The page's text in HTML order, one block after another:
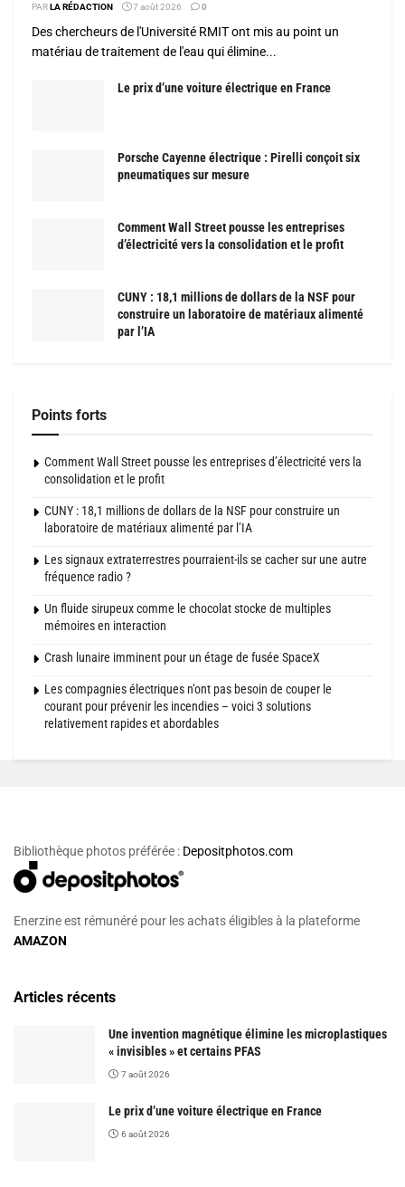
PARLA RÉDACTION 7 août 2026 0
Des chercheurs de l'Université RMIT ont mis au point un
matériau de traitement de l'eau qui élimine...
Le prix d’une voiture électrique en France
Porsche Cayenne électrique : Pirelli conçoit six
pneumatiques sur mesure
Comment Wall Street pousse les entreprises
d’électricité vers la consolidation et le profit
CUNY : 18,1 millions de dollars de la NSF pour
construire un laboratoire de matériaux alimenté
par l’IA
Points forts
Comment Wall Street pousse les entreprises d’électricité vers la
consolidation et le profit
CUNY : 18,1 millions de dollars de la NSF pour construire un
laboratoire de matériaux alimenté par l’IA
Les signaux extraterrestres pourraient-ils se cacher sur une autre
fréquence radio ?
Un fluide sirupeux comme le chocolat stocke de multiples
mémoires en interaction
Crash lunaire imminent pour un étage de fusée SpaceX
Les compagnies électriques n’ont pas besoin de couper le
courant pour prévenir les incendies – voici 3 solutions
relativement rapides et abordables
Bibliothèque photos préférée : Depositphotos.com
Enerzine est rémunéré pour les achats éligibles à la plateforme
AMAZON
Articles récents
Une invention magnétique élimine les microplastiques
« invisibles » et certains PFAS
7 août 2026
Le prix d’une voiture électrique en France
6 août 2026